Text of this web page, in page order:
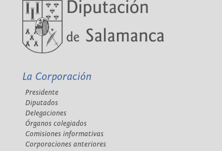
La Corporación
Presidente
Diputados
Delegaciones
Órganos colegiados
Comisiones informativas
Corporaciones anteriores